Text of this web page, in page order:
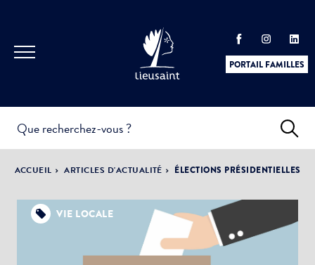
PORTAIL FAMILLES
PRATIQUES &
DÉMARCHES
ACTUALITÉS &
ÉVÈNEMENTS
LA VILLE
DÉMOCRATIE
PARTICIPATIVE
ACCUEIL ARTICLES D'ACTUALITÉ ÉLECTIONS PRÉSIDENTIELLES
VIE LOCALE